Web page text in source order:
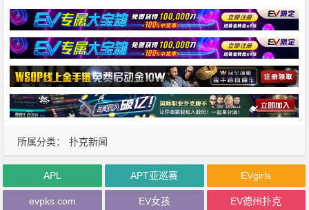
所属分类： 扑克新闻
APL APT亚巡赛 EVgirls
evpks.com EV女孩 EV德州扑克